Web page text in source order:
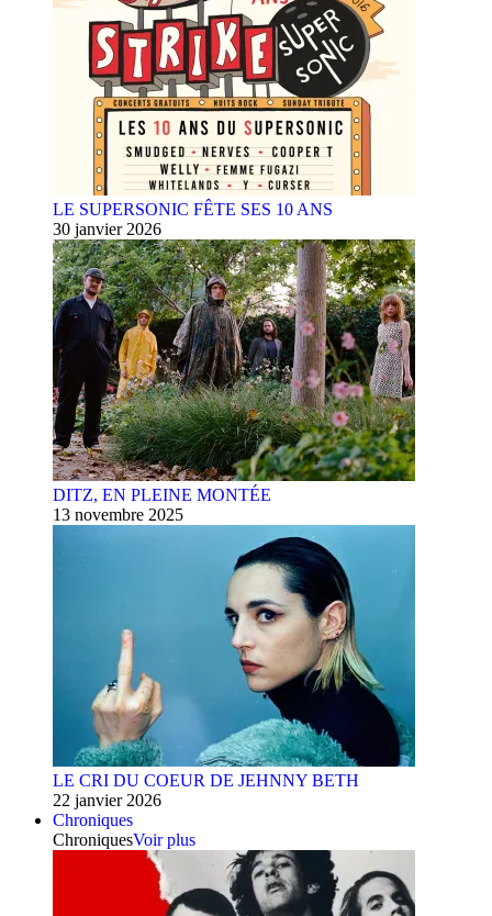
LE SUPERSONIC FÊTE SES 10 ANS
30 janvier 2026
DITZ, EN PLEINE MONTÉE
13 novembre 2025
LE CRI DU COEUR DE JEHNNY BETH
22 janvier 2026
Chroniques
ChroniquesVoir plus